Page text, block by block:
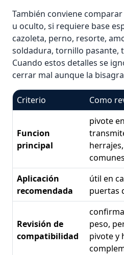
También conviene
u oculto, si requiere base
cazoleta, perno, resorte,
soldadura, tornillo pasante,
Cuando estos detalles se
cerrar mal aunque la
Criterio Como
Funcion
principal
pivote
Aplicación
recomendada
útil en
puertas
Revisión de
compatibilidad
peso,
pivote y